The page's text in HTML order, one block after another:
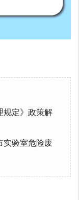
规定》政策解
实验室危险废